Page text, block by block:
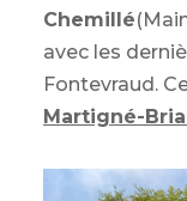
Chemillé
avec les
Fontevraud.
Martigné-